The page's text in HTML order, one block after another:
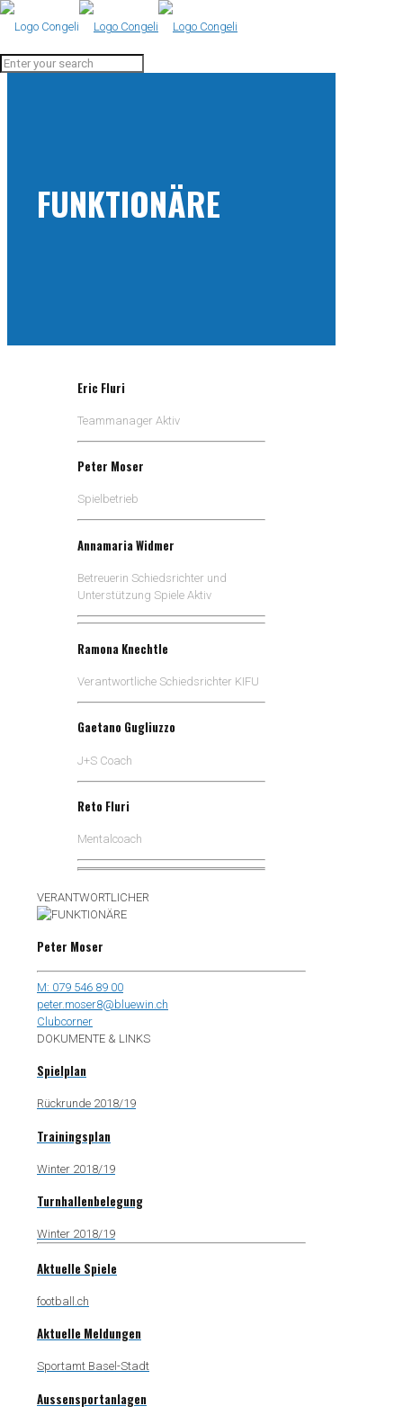
FUNKTIONÄRE
Eric Fluri
Teammanager Aktiv
Peter Moser
Spielbetrieb
Annamaria Widmer
Betreuerin Schiedsrichter und
Unterstützung Spiele Aktiv
Ramona Knechtle
Verantwortliche Schiedsrichter KIFU
Gaetano Gugliuzzo
J+S Coach
Reto Fluri
Mentalcoach
VERANTWORTLICHER
Peter Moser
M: 079 546 89 00
peter.moser8@bluewin.ch
Clubcorner
DOKUMENTE & LINKS
Spielplan
Rückrunde 2018/19
Trainingsplan
Winter 2018/19
Turnhallenbelegung
Winter 2018/19
Aktuelle Spiele
football.ch
Aktuelle Meldungen
Sportamt Basel-Stadt
Aussensportanlagen